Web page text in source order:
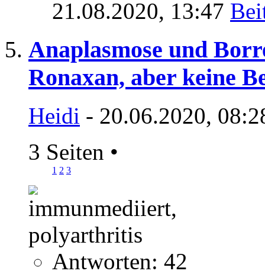
21.08.2020, 13:47
Anaplasmose und
Ronaxan, aber keine
Heidi - 20.06.2020,
3 Seiten •
1 2 3
Antworten: 42